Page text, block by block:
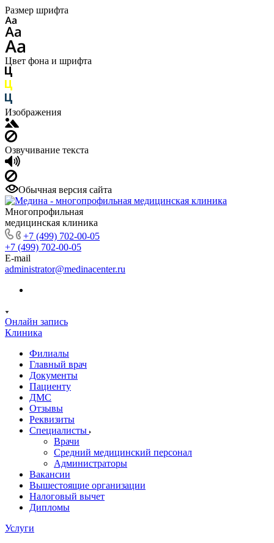
Размер шрифта
Цвет фона и шрифта
Изображения
Озвучивание текста
Обычная версия сайта
Многопрофильная
медицинская клиника
+7 (499) 702-00-05
+7 (499) 702-00-05
E-mail
administrator@medinacenter.ru
Онлайн запись
Клиника
Филиалы
Главный врач
Документы
Пациенту
ДМС
Отзывы
Реквизиты
Специалисты
Врачи
Средний медицинский персонал
Администраторы
Вакансии
Вышестоящие организации
Налоговый вычет
Дипломы
Услуги